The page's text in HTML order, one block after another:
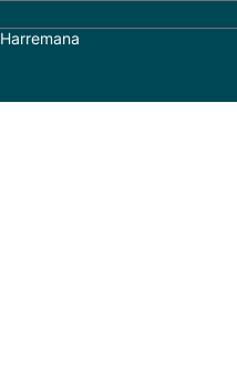
Harremana